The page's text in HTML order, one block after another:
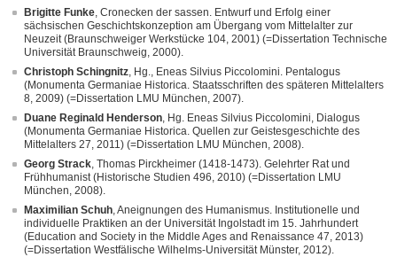
Brigitte Funke, Cronecken der sassen. Entwurf und Erfolg einer
sächsischen Geschichtskonzeption am Übergang vom Mittelalter zur
Neuzeit (Braunschweiger Werkstücke 104, 2001) (=Dissertation Technische
Universität Braunschweig, 2000).
Christoph Schingnitz, Hg., Eneas Silvius Piccolomini. Pentalogus
(Monumenta Germaniae Historica. Staatsschriften des späteren Mittelalters
8, 2009) (=Dissertation LMU München, 2007).
Duane Reginald Henderson, Hg. Eneas Silvius Piccolomini, Dialogus
(Monumenta Germaniae Historica. Quellen zur Geistesgeschichte des
Mittelalters 27, 2011) (=Dissertation LMU München, 2008).
Georg Strack, Thomas Pirckheimer (1418-1473). Gelehrter Rat und
Frühhumanist (Historische Studien 496, 2010) (=Dissertation LMU
München, 2008).
Maximilian Schuh, Aneignungen des Humanismus. Institutionelle und
individuelle Praktiken an der Universität Ingolstadt im 15. Jahrhundert
(Education and Society in the Middle Ages and Renaissance 47, 2013)
(=Dissertation Westfälische Wilhelms-Universität Münster, 2012).